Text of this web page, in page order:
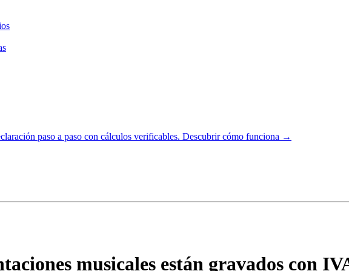
paso a paso con cálculos verificables. Descubrir cómo funciona →
musicales están gravados con